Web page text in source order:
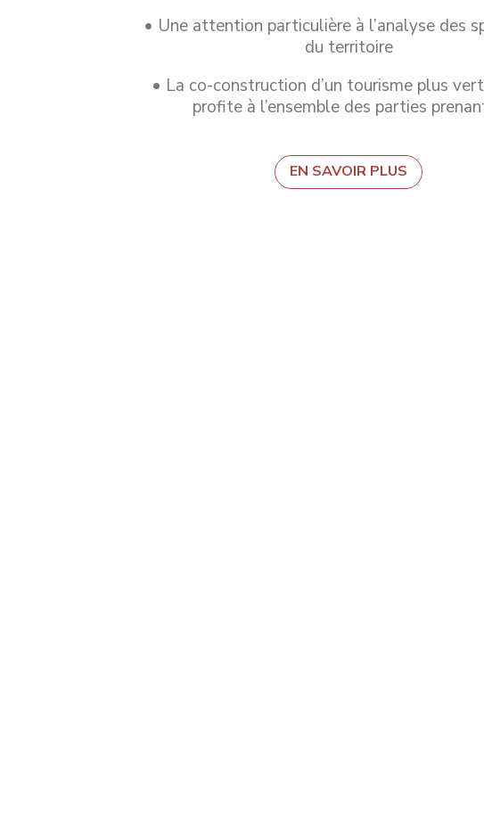
• Une attention particulière à l’analyse des
du territoire
• La co-construction d’un tourisme plus
profite à l’ensemble des parties
EN SAVOIR PLUS